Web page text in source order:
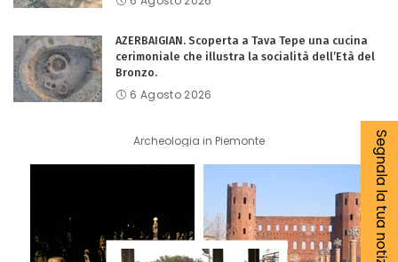
AZERBAIGIAN. Scoperta a Tava Tepe una cucina
cerimoniale che illustra la socialità dell’Età del
Bronzo.
6 Agosto 2026
Archeologia in Piemonte Segnala la tua notizia